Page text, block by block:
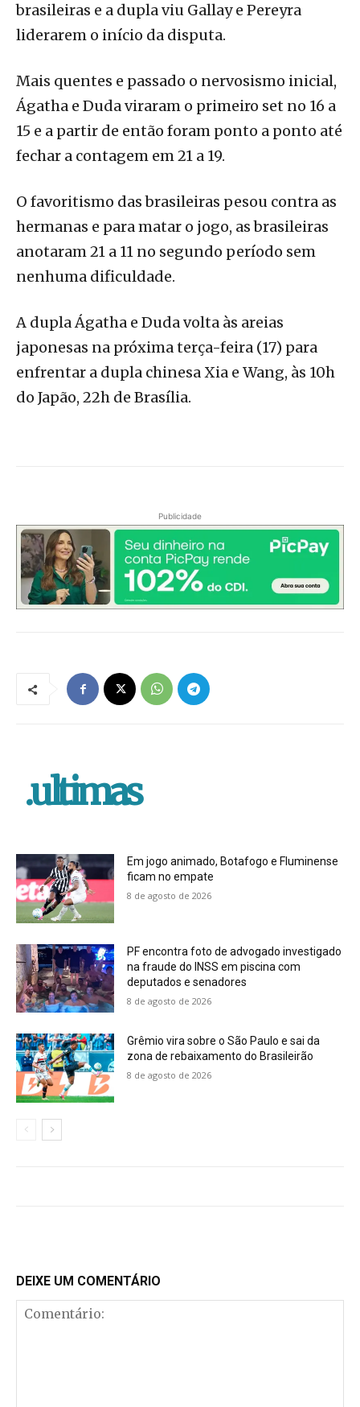
brasileiras e a dupla viu Gallay e Pereyra
liderarem o início da disputa.
Mais quentes e passado o nervosismo inicial,
Ágatha e Duda viraram o primeiro set no 16 a
15 e a partir de então foram ponto a ponto até
fechar a contagem em 21 a 19.
O favoritismo das brasileiras pesou contra as
hermanas e para matar o jogo, as brasileiras
anotaram 21 a 11 no segundo período sem
nenhuma dificuldade.
A dupla Ágatha e Duda volta às areias
japonesas na próxima terça-feira (17) para
enfrentar a dupla chinesa Xia e Wang, às 10h
do Japão, 22h de Brasília.
Publicidade
.ultimas
Em jogo animado, Botafogo e Fluminense
ficam no empate
8 de agosto de 2026
PF encontra foto de advogado investigado
na fraude do INSS em piscina com
deputados e senadores
8 de agosto de 2026
Grêmio vira sobre o São Paulo e sai da
zona de rebaixamento do Brasileirão
8 de agosto de 2026
DEIXE UM COMENTÁRIO